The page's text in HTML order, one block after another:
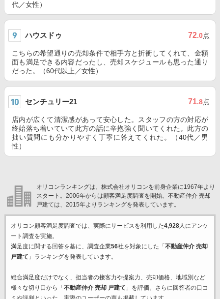
代／女性）
ハウスドゥ 72.0点
こちらの希望通りの売却条件で相手方と折衝してくれて、金額
面も満足できる内容だったし、売却スケジュールも思った通り
だった。（60代以上／女性）
センチュリー21 71.8点
店内が広くて清潔感があって安心した。スタッフの方の対応が
終始落ち着いていて此方の話に辛抱強く聞いてくれた。此方の
拙い質問にも分かりやすく丁寧に答えてくれた。（40代／男
性）
オリコンランキングは、株式会社オリコンを前身企業に1967年より
スタート。2006年からは顧客満足度調査を開始。不動産仲介 売却
戸建ては、2015年よりランキングを発表しています。
オリコン顧客満足度調査では、実際にサービスを利用した4,928人にアンケ
ート調査を実施。
満足度に関する回答を基に、調査企業56社を対象にした「 不動産仲介 売却
戸建て 」ランキングを発表しています。
総合満足度だけでなく、担当者の接客力や提案力、売却価格、地域別など
様々な切り口から「 不動産仲介 売却 戸建て 」を評価。さらに回答者の口コ